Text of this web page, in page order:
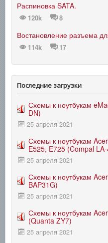
Распиновка SATA.
120k 8
Востановление разъема
114k 17
Последние загрузки
Схемы к ноутбукам
DN)
25 апреля 2021
Схемы к ноутбукам
E525, E725 (Compal
25 апреля 2021
Схемы к ноутбукам
BAP31G)
25 апреля 2021
Схемы к ноутбукам
(Quanta ZY7)
25 апреля 2021